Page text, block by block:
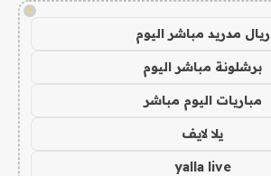
!
ريال مدريد مباشر اليوم
برشلونة مباشر اليوم
مباريات اليوم مباشر
يلا لايف
yalla live